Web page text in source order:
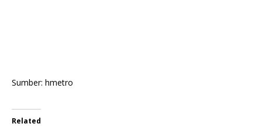
Sumber: hmetro
Related